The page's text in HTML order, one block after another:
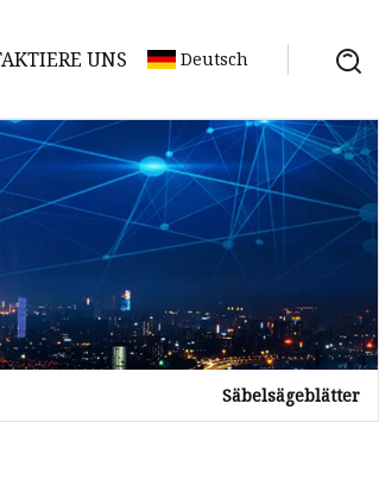
UNS Deutsch
Säbelsägeblätter